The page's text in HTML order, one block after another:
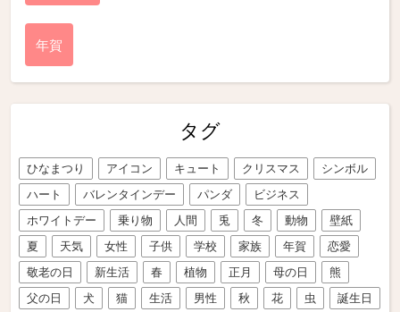
年賀
タグ
ひなまつり アイコン キュート クリスマス
シンボル
ハート
バレンタインデー パンダ
ビジネス
ホワイトデー
乗り物 人間 兎 冬 動物
壁紙
夏
天気 女性 子供 学校 家族 年賀
恋愛
敬老の日
新生活 春 植物 正月 母の日
熊
父の日
犬 猫 生活 男性 秋 花 虫
誕生日